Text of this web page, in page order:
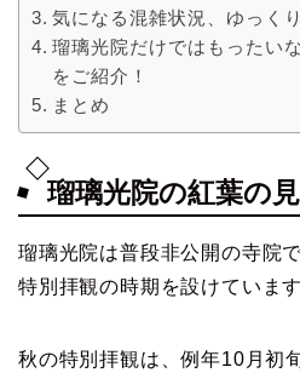
気になる混雑状況、ゆっく
瑠璃光院だけではもったい
をご紹介！
まとめ
瑠璃光院の紅葉の
瑠璃光院は普段非公開の寺院
特別拝観の時期を設けています
秋の特別拝観は、例年10月初